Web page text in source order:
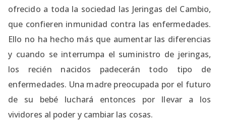
ofrecido a toda la sociedad las Jeringas del Cambio,
que confieren inmunidad contra las enfermedades.
Ello no ha hecho más que aumentar las diferencias
y cuando se interrumpa el suministro de jeringas,
los recién nacidos padecerán todo tipo de
enfermedades. Una madre preocupada por el futuro
de su bebé luchará entonces por llevar a los
vividores al poder y cambiar las cosas.